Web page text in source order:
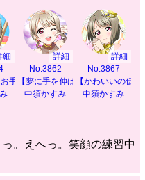
細
お手の物】
詳細
No.3862
【夢に手を伸ばして】
中須かすみ
詳細
No.3867
【かわいいの伝道
中須かすみ
。えへっ。笑顔の練習中